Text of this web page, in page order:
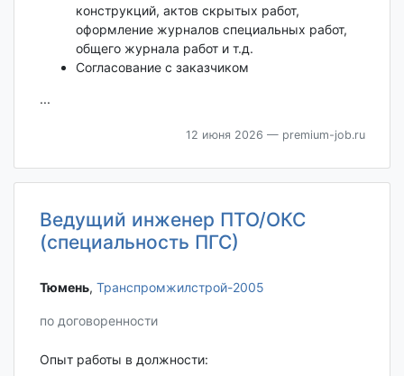
конструкций, актов скрытых работ,
оформление журналов специальных работ,
общего журнала работ и т.д.
Согласование с заказчиком
...
12 июня 2026 — premium-job.ru
Ведущий инженер ПТО/ОКС
(специальность ПГС)
Тюмень‎, Транспромжилстрой-2005
по договоренности
Опыт работы в должности: